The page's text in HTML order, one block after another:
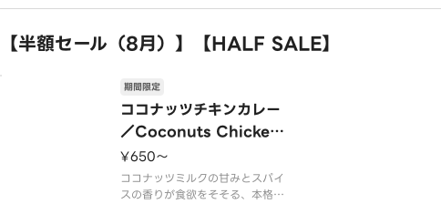
sent🥛
れる一品。🥛コメント書いてくだ
さる方にラッシープレゼント！／
てさらに
【半額セール（8月）】【HALF SALE】
ココナッツチキンカレー
／Coconuts Chicken
Curry
期間限定
¥650〜
ココナッツミルクの甘みとスパイ
スの香りが食欲をそそる、本格チ